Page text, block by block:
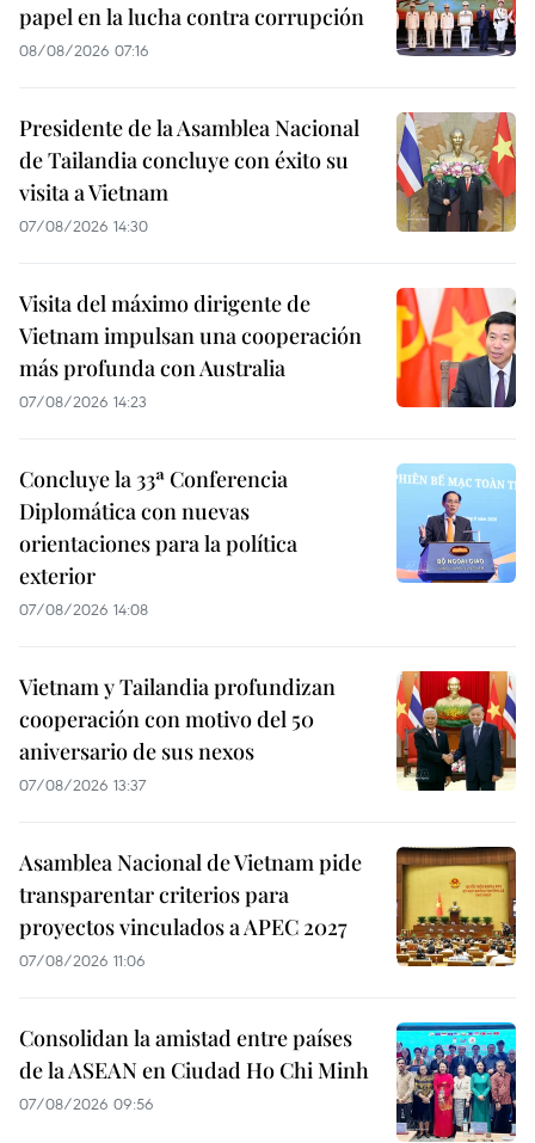
papel en la lucha contra corrupción
08/08/2026 07:16
Presidente de la Asamblea Nacional
de Tailandia concluye con éxito su
visita a Vietnam
07/08/2026 14:30
Visita del máximo dirigente de
Vietnam impulsan una cooperación
más profunda con Australia
07/08/2026 14:23
Concluye la 33ª Conferencia
Diplomática con nuevas
orientaciones para la política
exterior
07/08/2026 14:08
Vietnam y Tailandia profundizan
cooperación con motivo del 50
aniversario de sus nexos
07/08/2026 13:37
Asamblea Nacional de Vietnam pide
transparentar criterios para
proyectos vinculados a APEC 2027
07/08/2026 11:06
Consolidan la amistad entre países
de la ASEAN en Ciudad Ho Chi Minh
07/08/2026 09:56